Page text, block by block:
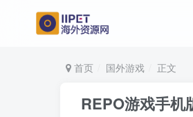
首页 国外游戏 正文
REPO游戏手机